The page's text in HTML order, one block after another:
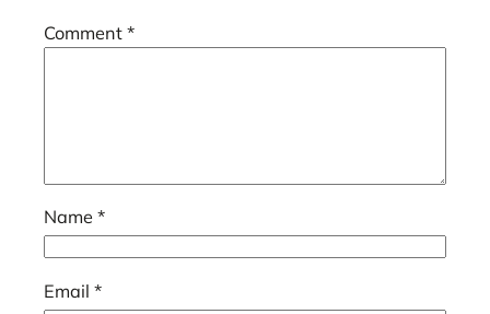
Comment *
Name *
Email *